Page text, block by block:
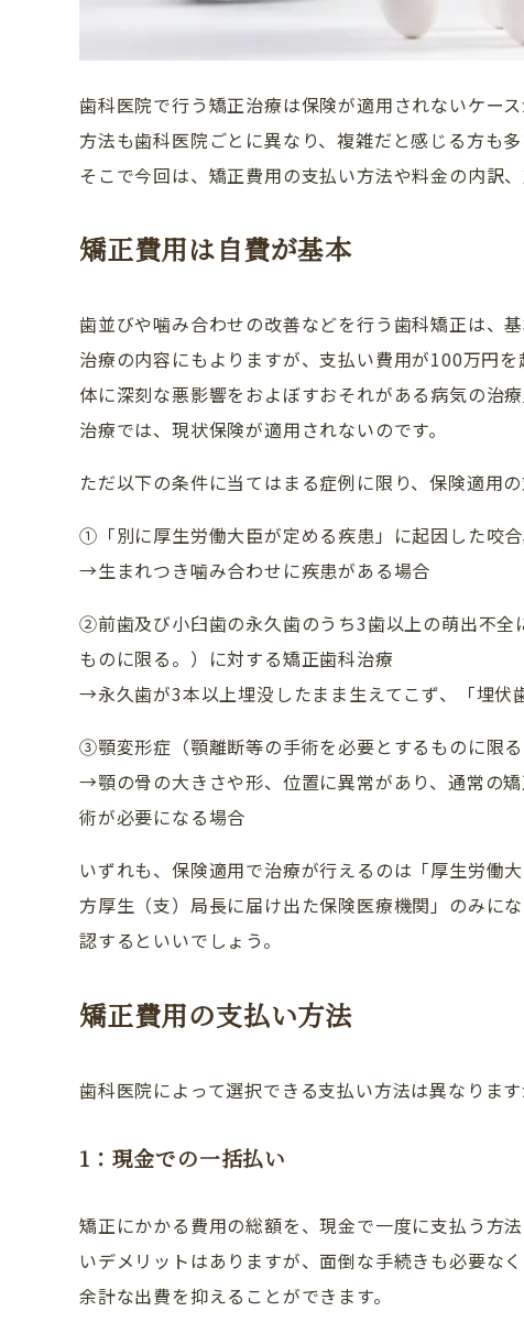
CLINIC CONTENTS
ホーム
アクセス・医院案内
歯科医院で行う矯正治療は保険が適用されないケー
方法も歯科医院ごとに異なり、複雑だと感じる方も多
そこで今回は、矯正費用の支払い方法や料金の内訳
矯正費用は自費が基本
歯並びや噛み合わせの改善などを行う歯科矯正は、基
治療の内容にもよりますが、支払い費用が100万円
体に深刻な悪影響をおよぼすおそれがある病気の治
治療では、現状保険が適用されないのです。
ただ以下の条件に当てはまる症例に限り、保険適用の
①「別に厚生労働大臣が定める疾患」に起因した咬
→生まれつき噛み合わせに疾患がある場合
②前歯及び小臼歯の永久歯のうち3歯以上の萌出不
ものに限る。）に対する矯正歯科治療
→永久歯が3本以上埋没したまま生えてこず、「埋伏
③顎変形症（顎離断等の手術を必要とするものに限
→顎の骨の大きさや形、位置に異常があり、通常の
術が必要になる場合
いずれも、保険適用で治療が行えるのは「厚生労働
方厚生（支）局長に届け出た保険医療機関」のみに
認するといいでしょう。
矯正費用の支払い方法
歯科医院によって選択できる支払い方法は異なりま
1：現金での一括払い
矯正にかかる費用の総額を、現金で一度に支払う方
いデメリットはありますが、面倒な手続きも必要な
余計な出費を抑えることができます。